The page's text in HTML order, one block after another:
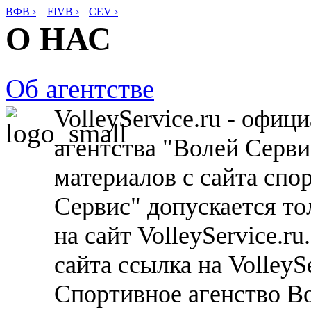
ВФВ › FIVB › CEV ›
О НАС
Об агентстве
VolleyService.ru -
агентства "Волей
материалов с сайта
Сервис" допускается
на сайт
сайта ссылка на
Спортивное агенство